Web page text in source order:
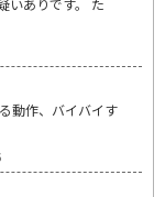
動作、バイバイす